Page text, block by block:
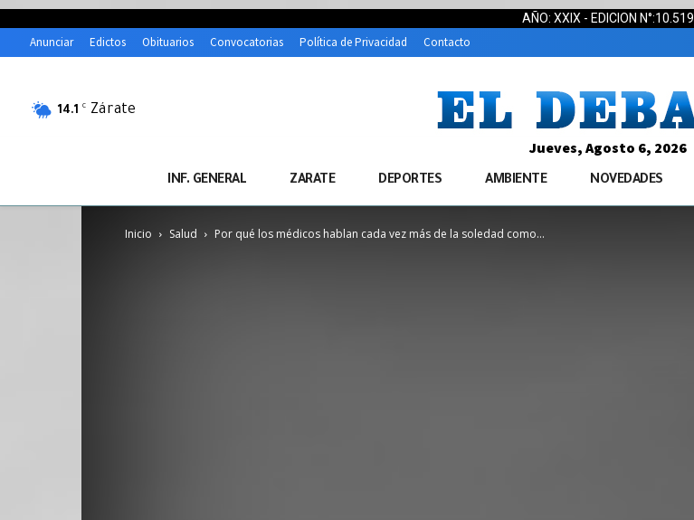
AÑO: XXIX - EDICION N°:10.519
Anunciar Edictos Obituarios Convocatorias Política de Privacidad Contacto
14.1 C Zárate
Jueves, Agosto 6, 2026
INF. GENERAL ZARATE DEPORTES AMBIENTE NOVEDADES
Inicio Salud Por qué los médicos hablan cada vez más de la soledad como...